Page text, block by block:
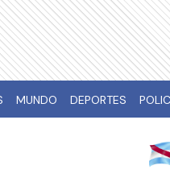
MUNDO DEPORTES